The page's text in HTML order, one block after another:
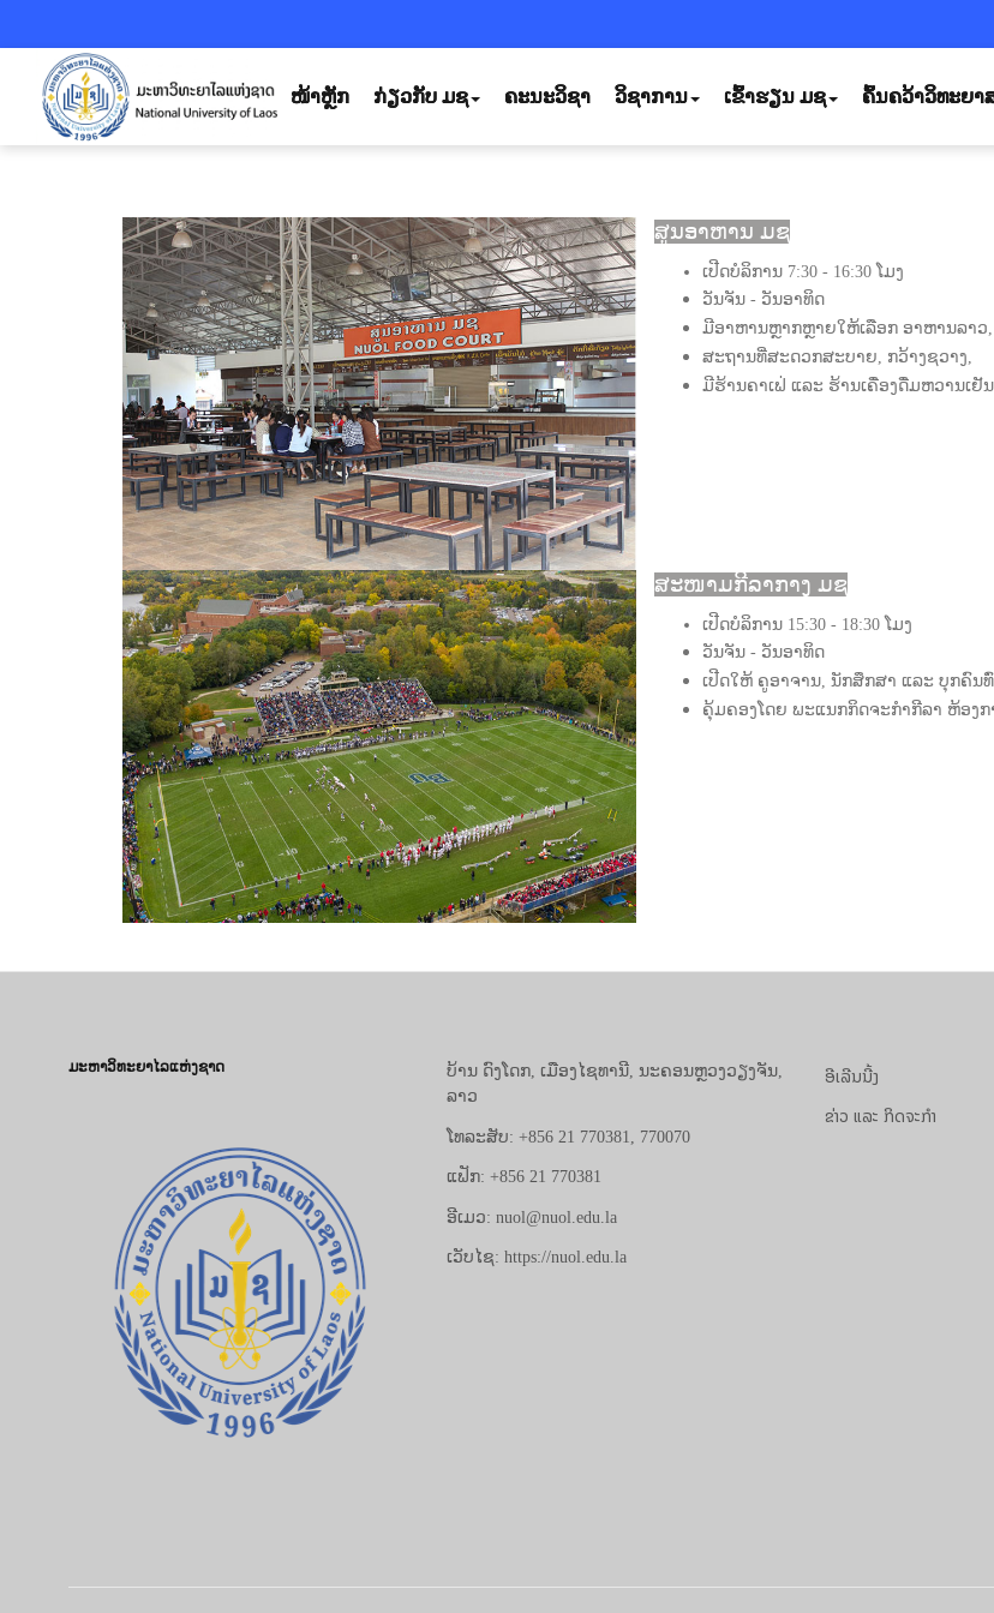
ໜ້າຫຼັກ ກ່ຽວກັບ ມຊ ຄະນະວິຊາ ວິຊາການ ເຂົ້າຮຽນ ມຊ ຄົ້ນຄວ້າວິທະຍາ
ສູນອາຫານ ມຊ
ເປີດບໍລິການ 7:30 - 16:30 ໂມງ
ວັນຈັນ - ວັນອາທິດ
ມີອາຫານຫຼາກຫຼາຍໃຫ້ເລືອກ ອາຫານລາວ,
ສະຖານທີ່ສະດວກສະບາຍ, ກວ້າງຊວາງ,
ມີຮ້ານຄາເຟ່ ແລະ ຮ້ານເຄື່ອງດື່ມຫວານເຢັນ
ສະໜາມກີລາກາງ ມຊ
ເປີດບໍລິການ 15:30 - 18:30 ໂມງ
ວັນຈັນ - ວັນອາທິດ
ເປີດໃຫ້ ຄູອາຈານ, ນັກສຶກສາ ແລະ ບຸກຄົນ
ຄຸ້ມຄອງໂດຍ ພະແນກກິດຈະກຳກີລາ ຫ້ອງ
ມະຫາວິທະຍາໄລແຫ່ງຊາດ
ບ້ານ ດົງໂດກ, ເມືອງໄຊທານີ, ນະຄອນຫຼວງວຽງຈັນ,
ລາວ
ໂທລະສັບ: +856 21 770381, 770070
ແຟັກ: +856 21 770381
ອີເມວ: nuol@nuol.edu.la
ເວັບໄຊ: https://nuol.edu.la
ອີເລີນນີ້ງ
ຂ່າວ ແລະ ກິດຈະກຳ